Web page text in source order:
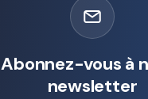
Abonnez-vous à
newsletter